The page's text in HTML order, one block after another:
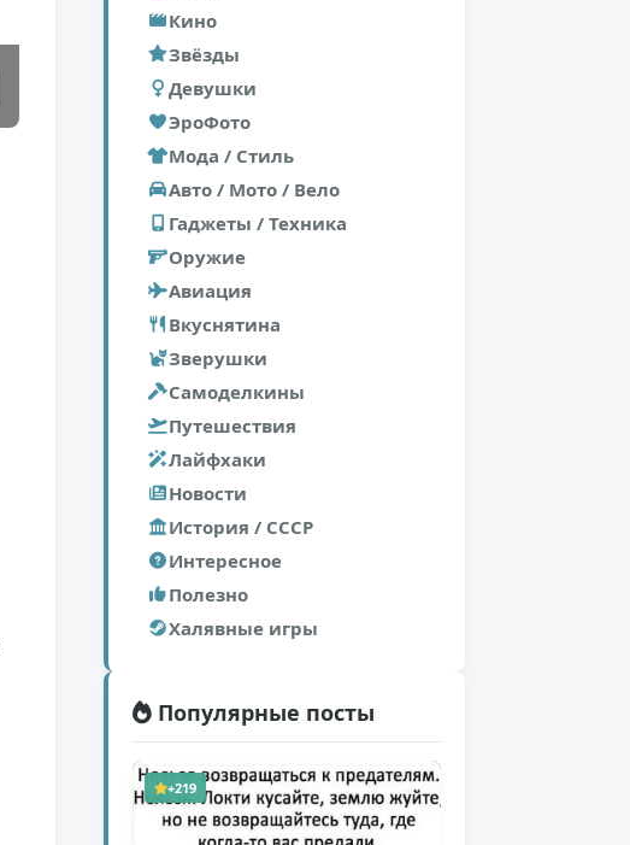
Кино
Звёзды
Девушки
ЭроФото
Мода / Стиль
Авто / Мото / Вело
Гаджеты / Техника
Оружие
Авиация
Вкуснятина
Зверушки
Самоделкины
Путешествия
Лайфхаки
Новости
История / СССР
Интересное
Полезно
Халявные игры
Популярные посты
+219